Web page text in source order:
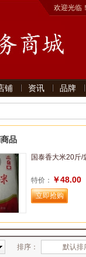
欢迎光临
铺 资讯 品牌
品
国泰香大米20斤/
特价： ￥48.00
排序： 默认排